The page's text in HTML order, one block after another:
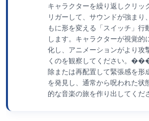
キャラクターを繰り返しクリッ
リガーして、サウンドが強まり
もに形を変える「スイッチ」行
します。キャラクターが視覚的
化し、アニメーションがより攻
くのを観察してください。
除または再配置して緊張感を形
を発見し、通常から呪われた状
的な音楽の旅を作り出してくだ